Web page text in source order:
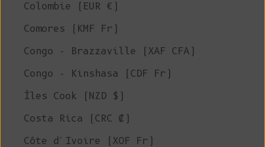
Colombie (EUR €)
Comores (KMF Fr)
Congo - Brazzaville (XAF CFA)
Congo - Kinshasa (CDF Fr)
Îles Cook (NZD $)
Costa Rica (CRC ₡)
Côte d'Ivoire (XOF Fr)